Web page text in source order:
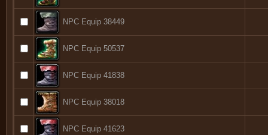
NPC Equip 38449
NPC Equip 50537
NPC Equip 41838
NPC Equip 38018
NPC Equip 41623